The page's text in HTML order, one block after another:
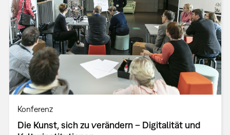
Konferenz
Die Kunst, sich zu verändern – Digitalität und